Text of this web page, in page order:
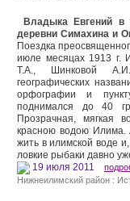
Владыка Евгений в
деревни Симахина и
Поездка
июле месяцах 1913 г.
Т.А., Шинковой
географических
орфографии и
поднимался до 40
Прозрачная, мягкая
красною водою Илима.
жить в илимской воде
ловкие рыбаки давно
19 июля 2011
Нижнеилимский район :